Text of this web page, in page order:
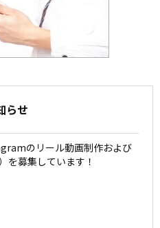
らせ
のリール動画制作および
を募集しています！